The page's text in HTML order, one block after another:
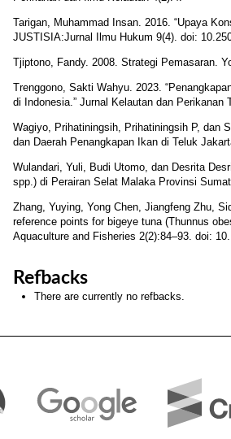
Tarigan, Muhammad Insan. 2016. “Upaya
JUSTISIA:Jurnal Ilmu Hukum 9(4). doi:
Tjiptono, Fandy. 2008. Strategi Pemasaran.
Trenggono, Sakti Wahyu. 2023.
di Indonesia.” Jurnal Kelautan dan Perikanan
Wagiyo, Prihatiningsih, Prihatiningsih P, dan
dan Daerah Penangkapan Ikan di Teluk
Wulandari, Yuli, Budi Utomo, dan Desrita
spp.) di Perairan Selat Malaka Provinsi
Zhang, Yuying, Yong Chen, Jiangfeng Zhu,
reference points for bigeye tuna (Thunnus
Aquaculture and Fisheries 2(2):84–93. doi:
Refbacks
There are currently no refbacks.